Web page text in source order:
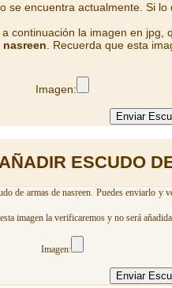
se encuentra actualmente. Si
continuación la imagen en jpg,
. Recuerda que esta
Imagen:
ESCUDO
de armas de nasreen. Puedes enviarlo
imagen la verificaremos y no será
Imagen: